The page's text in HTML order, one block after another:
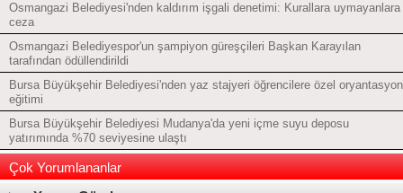
Osmangazi Belediyesi'nden kaldırım işgali denetimi: Kurallara uymayanlara
ceza
Osmangazi Belediyespor'un şampiyon güreşçileri Başkan Karayılan
tarafından ödüllendirildi
Bursa Büyükşehir Belediyesi'nden yaz stajyeri öğrencilere özel oryantasyon
eğitimi
Bursa Büyükşehir Belediyesi Mudanya'da yeni içme suyu deposu
yatırımında %70 seviyesine ulaştı
Çok Yorumlananlar